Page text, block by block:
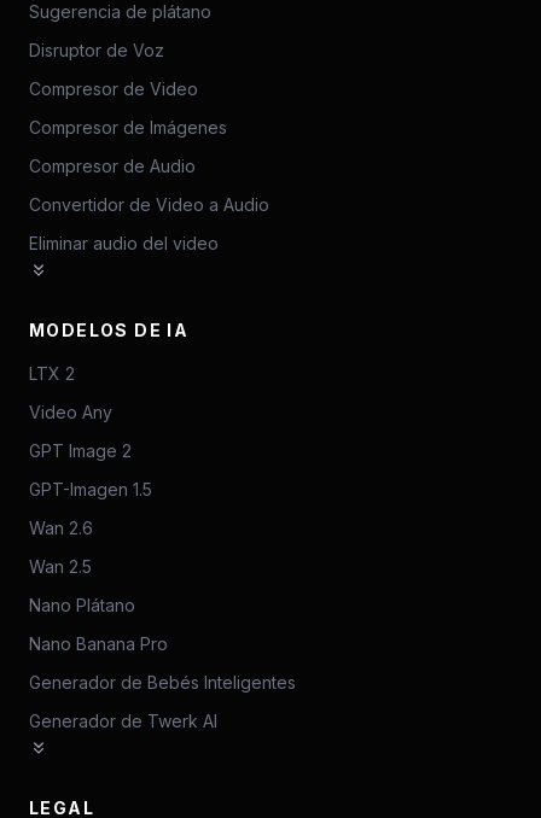
Sugerencia de plátano
Disruptor de Voz
Compresor de Video
Compresor de Imágenes
Compresor de Audio
Convertidor de Video a Audio
Eliminar audio del video
MODELOS DE IA
LTX 2
Video Any
GPT Image 2
GPT-Imagen 1.5
Wan 2.6
Wan 2.5
Nano Plátano
Nano Banana Pro
Generador de Bebés Inteligentes
Generador de Twerk AI
LEGAL